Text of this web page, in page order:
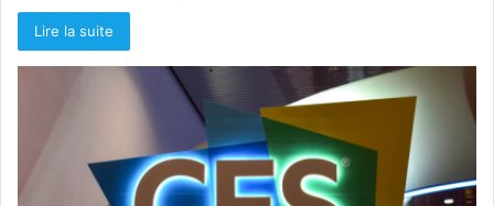
Lire la suite